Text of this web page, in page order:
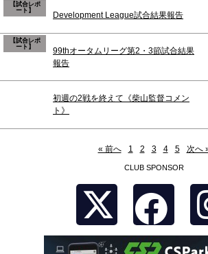
【試合レポ
ート】
Development League試合結果報告
【試合レポ
ート】
99thオータムリーグ第2・3節試合結果
報告
初週の2戦を終えて《柴山監督コメン
ト》
« 前へ 1 2 3 4 5 次へ
CLUB SPONSOR